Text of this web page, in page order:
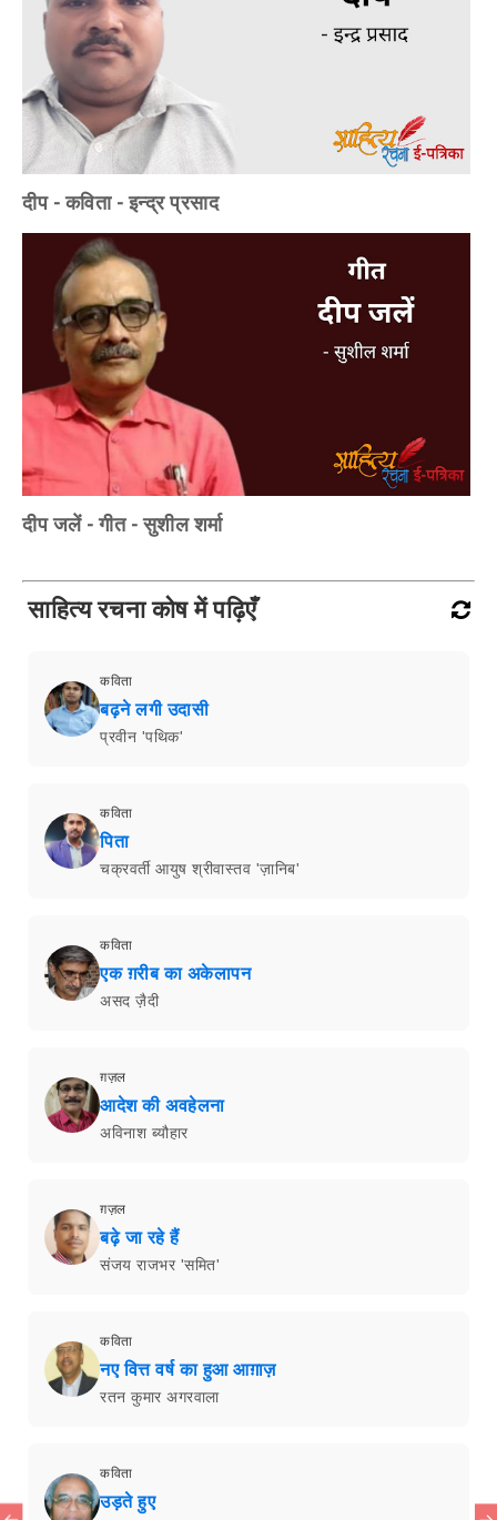
दीप - कविता - इन्द्र प्रसाद
दीप जलें - गीत - सुशील शर्मा
साहित्य रचना कोष में पढ़िएँ
कविता
बढ़ने लगी उदासी
प्रवीन 'पथिक'
कविता
पिता
चक्रवर्ती आयुष श्रीवास्तव 'ज़ानिब'
कविता
एक ग़रीब का अकेलापन
असद ज़ैदी
ग़ज़ल
आदेश की अवहेलना
अविनाश ब्यौहार
ग़ज़ल
बढ़े जा रहे हैं
संजय राजभर 'समित'
कविता
नए वित्त वर्ष का हुआ आग़ाज़
रतन कुमार अगरवाला
कविता
उड़ते हुए